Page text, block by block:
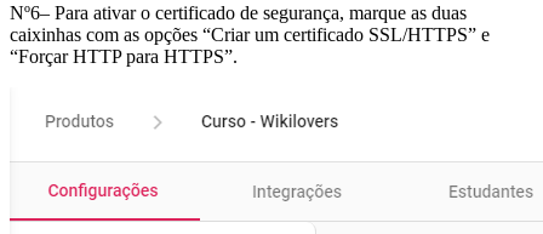
Nº6– Para ativar o certificado de segurança, marque as duas
caixinhas com as opções “Criar um certificado SSL/HTTPS” e
“Forçar HTTP para HTTPS”.